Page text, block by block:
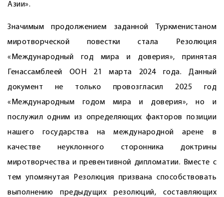
Азии».
Значимым продолжением заданной Туркменистаном
миротворческой повестки стала Резолюция
«Международный год мира и доверия», принятая
Генассамблеей ООН 21 марта 2024 года. Данный
документ не только провозгласил 2025 год
«Международным годом мира и доверия», но и
послужил одним из определяющих факторов позиции
нашего государства на международной арене в
качестве неуклонного сторонника доктрины
миротворчества и превентивной дип­ломатии. Вместе с
тем упомянутая Резолюция призвана способствовать
выполнению предыдущих резолюций, составляющих